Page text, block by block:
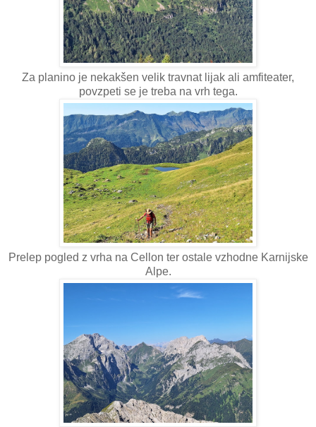
Za planino je nekakšen velik travnat lijak ali amfiteater,
povzpeti se je treba na vrh tega.
Prelep pogled z vrha na Cellon ter ostale vzhodne Karnijske
Alpe.